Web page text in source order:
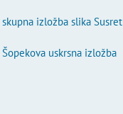
izložba slika Susret
uskrsna izložba